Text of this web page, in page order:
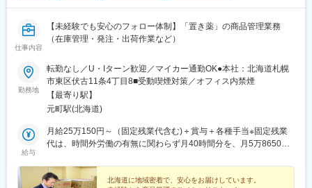
仕事内容
【未経験でも安心のフォロー体制】「置き薬」の商品管理業務
（在庫管理・発注・出荷作業など）
勤務地
転勤なし／U・Iターン歓迎／マイカー通勤OK●本社：北海道札幌
市東区伏古11条4丁目8■受動喫煙対策／オフィス内禁煙
【最寄り駅】
元町駅(北海道)
給与
月給25万150円～（固定残業代含む)＋賞与＋各種手当※固定残業
代は、時間外労働の有無に関わらず月40時間分を、月5万8650円
北海道に地域密着で、安心をお届けしています。